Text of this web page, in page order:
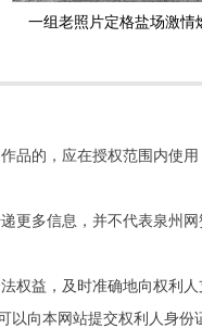
一组老照片定格盐场激情
的，应在授权范围内使用
更多信息，并不代表泉州
权益，及时准确地向权利
向本网站提交权利人身